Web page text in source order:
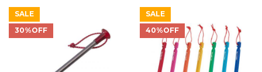
SALE
30%OFF
SALE
40%OFF